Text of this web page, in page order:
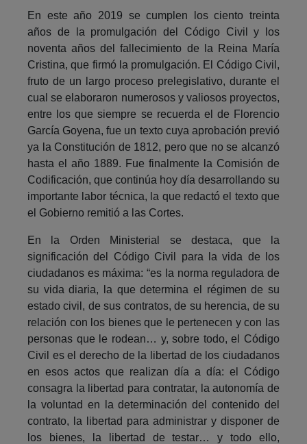
En este año 2019 se cumplen los ciento treinta
años de la promulgación del Código Civil y los
noventa años del fallecimiento de la Reina María
Cristina, que firmó la promulgación. El Código Civil,
fruto de un largo proceso prelegislativo, durante el
cual se elaboraron numerosos y valiosos proyectos,
entre los que siempre se recuerda el de Florencio
García Goyena, fue un texto cuya aprobación previó
ya la Constitución de 1812, pero que no se alcanzó
hasta el año 1889. Fue finalmente la Comisión de
Codificación, que continúa hoy día desarrollando su
importante labor técnica, la que redactó el texto que
el Gobierno remitió a las Cortes.
En la Orden Ministerial se destaca, que la
significación del Código Civil para la vida de los
ciudadanos es máxima: “es la norma reguladora de
su vida diaria, la que determina el régimen de su
estado civil, de sus contratos, de su herencia, de su
relación con los bienes que le pertenecen y con las
personas que le rodean… y, sobre todo, el Código
Civil es el derecho de la libertad de los ciudadanos
en esos actos que realizan día a día: el Código
consagra la libertad para contratar, la autonomía de
la voluntad en la determinación del contenido del
contrato, la libertad para administrar y disponer de
los bienes, la libertad de testar… y todo ello,